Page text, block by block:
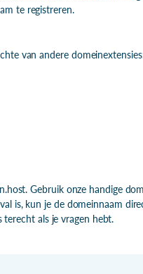
te registreren.
van andere
Gebruik onze handige
is, kun je de domeinnaam
terecht als je vragen hebt.